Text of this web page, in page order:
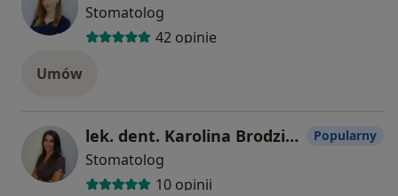
Stomatolog
42 opinie
Umów
lek. dent. Karolina Brodzińska
Stomatolog
10 opinii
Popularny